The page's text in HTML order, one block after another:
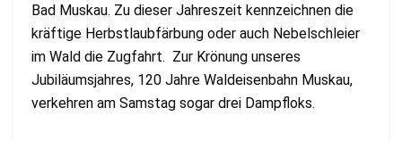
Bad Muskau. Zu dieser Jahreszeit kennzeichnen die
kräftige Herbstlaubfärbung oder auch Nebelschleier
im Wald die Zugfahrt. Zur Krönung unseres
Jubiläumsjahres, 120 Jahre Waldeisenbahn Muskau,
verkehren am Samstag sogar drei Dampfloks.